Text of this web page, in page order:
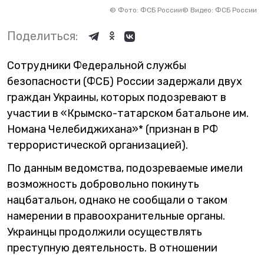
© Фото: ФСБ России© Видео: ФСБ России
Поделиться:
Сотрудники Федеральной службы
безопасности (ФСБ) России задержали двух
граждан Украины, которых подозревают в
участии в «Крымско-татарском батальоне им.
Номана Челебиджихана»* (признан в РФ
террористической организацией).
По данным ведомства, подозреваемые имели
возможность добровольно покинуть
нацбатальон, однако не сообщали о таком
намерении в правоохранительные органы.
Украинцы продолжили осуществлять
преступную деятельность. В отношении